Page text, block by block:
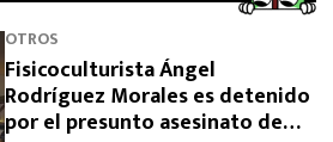
OTROS
Fisicoculturista Ángel
Rodríguez Morales es detenido
por el presunto asesinato de